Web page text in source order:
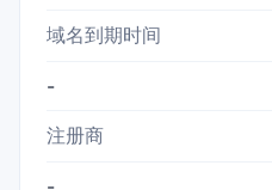
域名到期时间
-
注册商